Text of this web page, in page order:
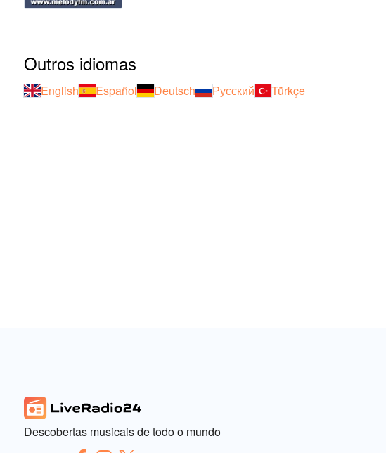
Outros idiomas
English Español Deutsch Русский Türkçe
Descobertas musicais de todo o mundo